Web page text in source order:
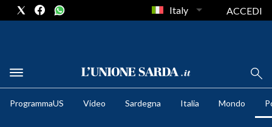
METEO
Italy ACCEDI
ProgrammaUS Video Sardegna Italia Mondo